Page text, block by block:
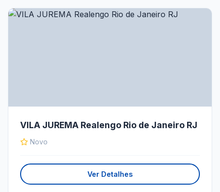
VILA JUREMA Realengo Rio de Janeiro RJ
Novo
Ver Detalhes